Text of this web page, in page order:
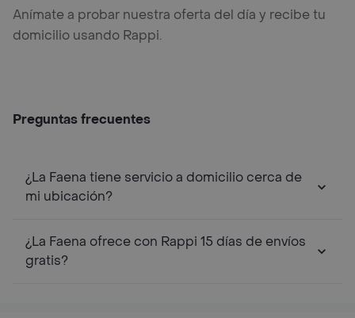
Anímate a probar nuestra oferta del día y recibe tu
domicilio usando Rappi.
Preguntas frecuentes
¿La Faena tiene servicio a domicilio cerca de
mi ubicación?
¿La Faena ofrece con Rappi 15 días de envíos
gratis?